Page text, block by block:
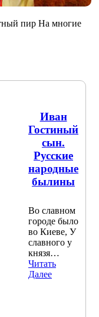
пир На многие
Иван
Гостиный
сын.
Русские
народные
былины
Во славном
городе было
во Киеве, У
славного у
князя…
Читать
Далее